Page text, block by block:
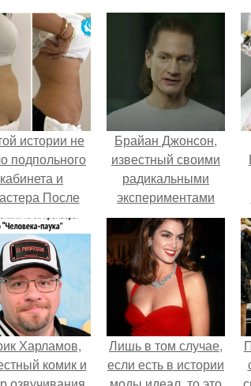
истории не
подпольного
кабинета и
После
Курсов".
Брайан Джонсон,
известный своими
радикальными
экспериментами
над собственным
телом, уверен, что
путь к бессмертию
уже почти пройден.
Харламов,
комик и
Лишь в том случае,
если есть в истории